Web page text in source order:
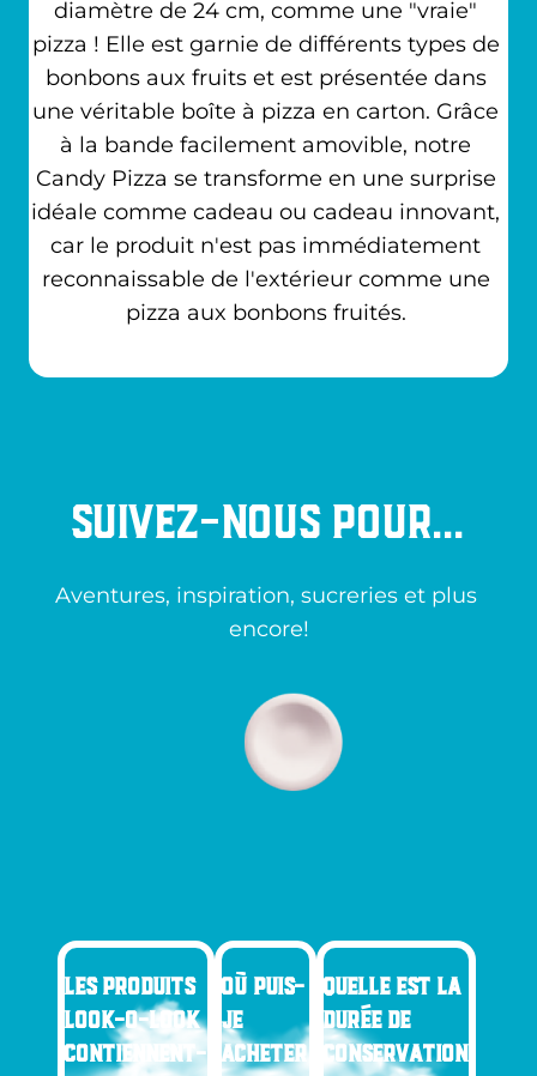
diamètre de 24 cm, comme une "vraie"
pizza ! Elle est garnie de différents types de
bonbons aux fruits et est présentée dans
une véritable boîte à pizza en carton. Grâce
à la bande facilement amovible, notre
Candy Pizza se transforme en une surprise
idéale comme cadeau ou cadeau innovant,
car le produit n'est pas immédiatement
reconnaissable de l'extérieur comme une
Suivez-nous pour...
Aventures, inspiration, sucreries et plus
encore!
LES PRODUITS
LOOK-O-LOOK
CONTIENNENT-
OÙ PUIS-
JE
ACHETER
QUELLE EST LA
DURÉE DE
CONSERVATION